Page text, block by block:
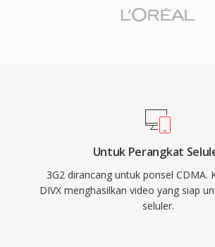
lebih banyak data ke adegan
perangkat seluler dengan daya
kompatibilitas yang hampir universal
perangkat CDMA era pertengahan
memastikan pemutaran yang andal
perangkat seluler. Meskipun format
baru seperti MP4 telah
Untuk Perangkat
3G2 dirancang untuk ponsel CDMA.
DIVX menghasilkan video yang siap
seluler.